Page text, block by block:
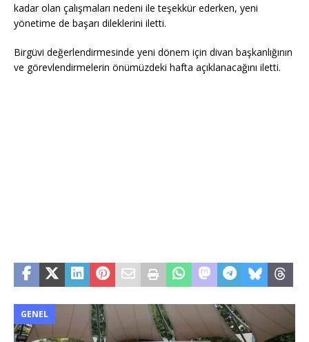
kadar olan çalışmaları nedeni ile teşekkür ederken, yeni
yönetime de başarı dileklerini iletti.
Birgüvi değerlendirmesinde yeni dönem için divan başkanlığının
ve görevlendirmelerin önümüzdeki hafta açıklanacağını iletti.
GENEL